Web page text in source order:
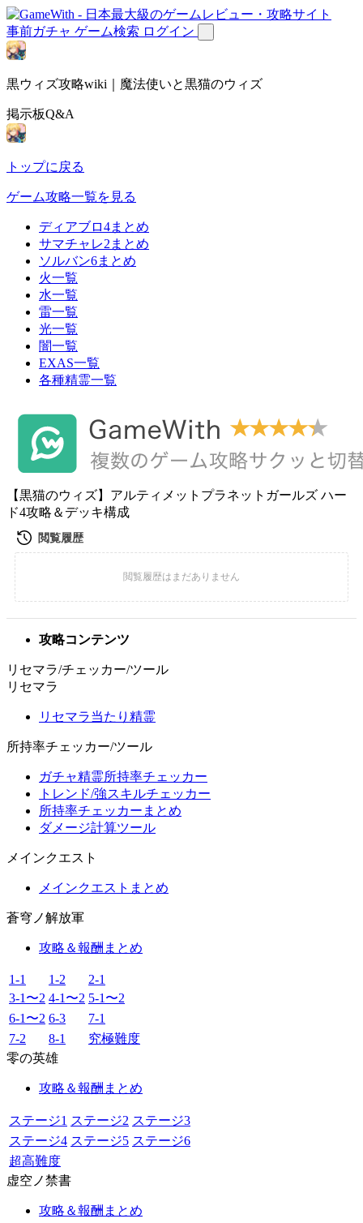
事前ガチャ ゲーム検索 ログイン
黒ウィズ攻略wiki｜魔法使いと黒猫のウィズ
掲示板Q&A
トップに戻る
ゲーム攻略一覧を見る
ディアブロ4まとめ
サマチャレ2まとめ
ソルバン6まとめ
火一覧
水一覧
雷一覧
光一覧
闇一覧
EXAS一覧
各種精霊一覧
【黒猫のウィズ】アルティメットプラネットガールズ ハー
ド4攻略＆デッキ構成
攻略コンテンツ
リセマラ/チェッカー/ツール
リセマラ
リセマラ当たり精霊
所持率チェッカー/ツール
ガチャ精霊所持率チェッカー
トレンド/強スキルチェッカー
所持率チェッカーまとめ
ダメージ計算ツール
メインクエスト
メインクエストまとめ
蒼穹ノ解放軍
攻略＆報酬まとめ
1-1 1-2
2-1
3-1〜2 4-1〜2 5-1〜2
6-1〜2 6-3
7-1
7-2
8-1
究極難度
零の英雄
攻略＆報酬まとめ
ステージ1 ステージ2 ステージ3
ステージ4 ステージ5 ステージ6
超高難度
虚空ノ禁書
攻略＆報酬まとめ